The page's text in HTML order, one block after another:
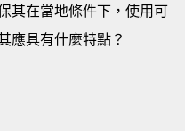
其在當地條件下，使用可
應具有什麼特點？